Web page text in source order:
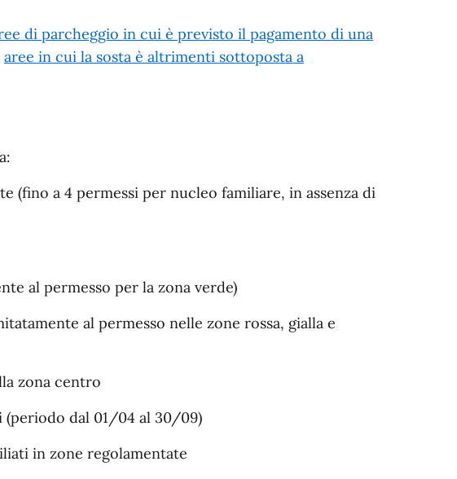
di parcheggio in cui è previsto il pagamento di una
aree in cui la sosta è altrimenti sottoposta a
(fino a 4 permessi per nucleo familiare, in assenza di
al permesso per la zona verde)
al permesso nelle zone rossa, gialla e
zona centro
dal 01/04 al 30/09)
in zone regolamentate